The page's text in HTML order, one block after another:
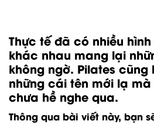
Thực tế đã có nhiều
khác nhau mang lại
không ngờ. Pilates
những cái tên mới lạ
chưa hề nghe qua.
Thông qua bài viết này, bạn